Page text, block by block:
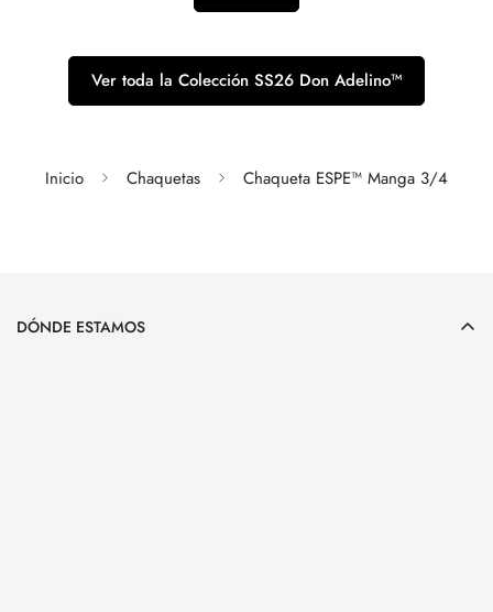
Ver toda la Colección SS26 Don Adelino™
Inicio Chaquetas Chaqueta ESPE™ Manga 3/4
DÓNDE ESTAMOS